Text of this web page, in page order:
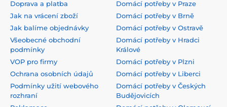
Doprava a platba
Jak na vrácení zboží
Jak balíme objednávky
Všeobecné obchodní
podmínky
VOP pro firmy
Ochrana osobních údajů
Podmínky užití webového
rozhraní
Domácí potřeby v Praze
Domácí potřeby v Brně
Domácí potřeby v Ostravě
Domácí potřeby v Hradci
Králové
Domácí potřeby v Plzni
Domácí potřeby v Liberci
Domácí potřeby v Českých
Budějovicích